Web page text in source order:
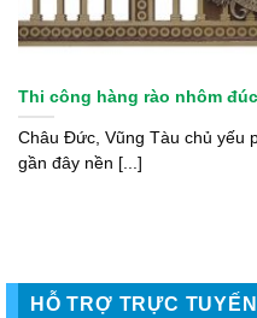
HỖ TRỢ TRỰC TUYẾN
Thi công hàng rào nhôm
Châu Đức, Vũng Tàu chủ yếu
gần đây nền [...]